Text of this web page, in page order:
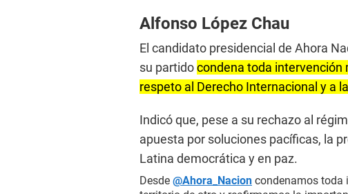
Alfonso López Chau
El candidato presidencial de Ahora
su partidocondena toda intervención
respeto al Derecho Internacional y a
Indicó que, pese a su rechazo al
apuesta por soluciones pacíficas, la
Latina democrática y en paz.
Desde @Ahora_Nacion condenamos toda